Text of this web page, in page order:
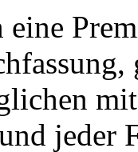
jeder